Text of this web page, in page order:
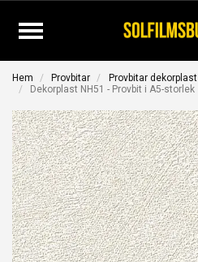
Hem Provbitar
Provbitar dekorplast
Dekorplast NH51 - Provbit i A5-storlek